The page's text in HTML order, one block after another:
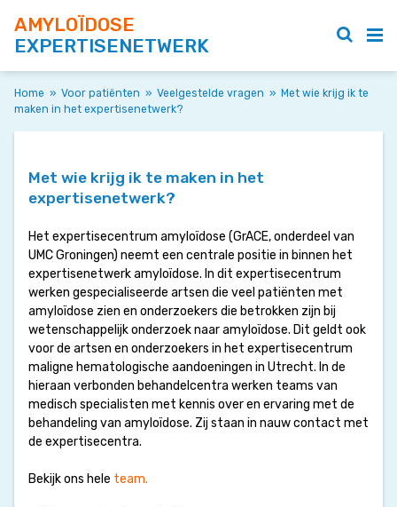
AMYLOÏDOSE
EXPERTISENETWERK
Home » Voor patiënten » Veelgestelde vragen » Met wie krijg ik te
maken in het expertisenetwerk?
Met wie krijg ik te maken in het
expertisenetwerk?
Het expertisecentrum amyloïdose (GrACE, onderdeel van
UMC Groningen) neemt een centrale positie in binnen het
expertisenetwerk amyloïdose. In dit expertisecentrum
werken gespecialiseerde artsen die veel patiënten met
amyloïdose zien en onderzoekers die betrokken zijn bij
wetenschappelijk onderzoek naar amyloïdose. Dit geldt ook
voor de artsen en onderzoekers in het expertisecentrum
maligne hematologische aandoeningen in Utrecht. In de
hieraan verbonden behandelcentra werken teams van
medisch specialisten met kennis over en ervaring met de
behandeling van amyloïdose. Zij staan in nauw contact met
de expertisecentra.
Bekijk ons hele team.